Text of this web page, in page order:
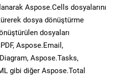
Aspose.Cells dosyalarını
dosya dönüştürme
dosyaları
Aspose.Email,
Aspose.Tasks,
gibi diğer Aspose.Total